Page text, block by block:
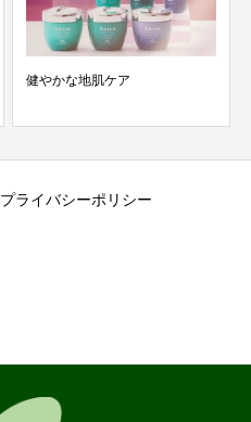
健やかな地肌ケア
プライバシーポリシー